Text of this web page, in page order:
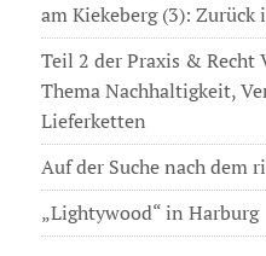
am Kiekeberg (3): Zurück
Teil 2 der Praxis & Recht
Thema Nachhaltigkeit,
Lieferketten
Auf der Suche nach dem
„Lightywood“ in Harburg